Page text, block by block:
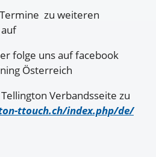
zu weiteren
folge uns auf facebook
Österreich
Verbandsseite zu
ttouch.ch/index.php/de/